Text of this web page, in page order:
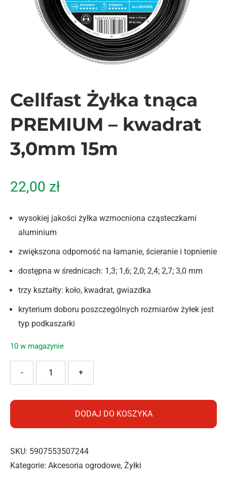
Cellfast Żyłka tnąca
PREMIUM – kwadrat
3,0mm 15m
22,00 zł
wysokiej jakości żyłka wzmocniona cząsteczkami
aluminium
zwiększona odporność na łamanie, ścieranie i topnienie
dostępna w średnicach: 1,3; 1,6; 2,0; 2,4; 2,7; 3,0 mm
trzy kształty: koło, kwadrat, gwiazdka
kryterium doboru poszczególnych rozmiarów żyłek jest
typ podkaszarki
10 w magazynie
+
-
DODAJ DO KOSZYKA
SKU: 5907553507244
Kategorie: Akcesoria ogrodowe, Żyłki